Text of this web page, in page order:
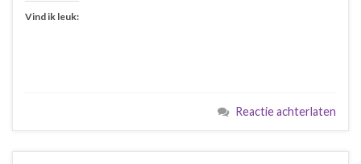
Vind ik leuk:
Reactie achterlaten